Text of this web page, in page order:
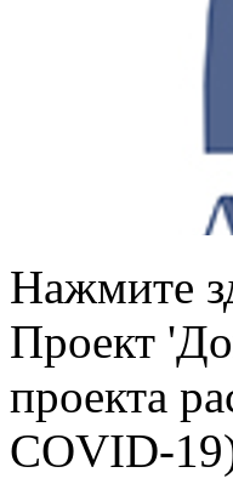
Нажмите
Проект
проекта
COVID-